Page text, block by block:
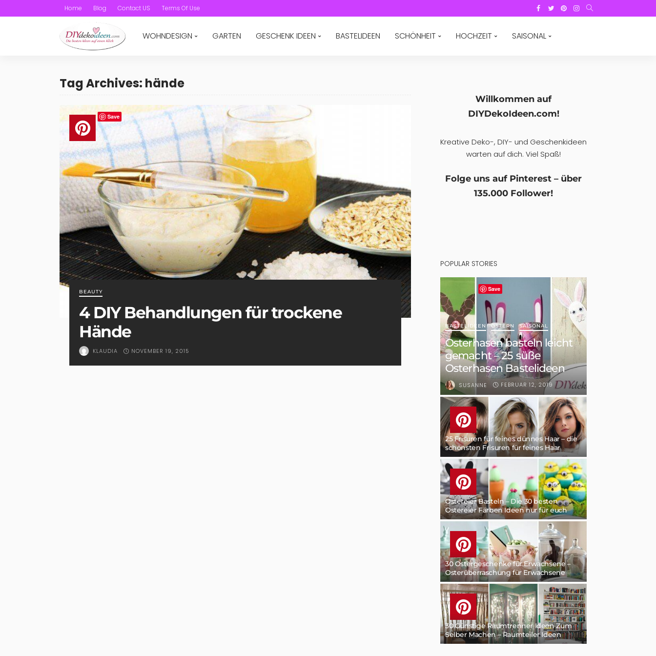
Home Blog Contact US Terms Of Use
WOHNDESIGN GARTEN GESCHENK IDEEN BASTELIDEEN SCHÖNHEIT HOCHZEIT SAISONAL
Tag Archives: hände
Save
BEAUTY
4 DIY Behandlungen für trockene
Hände
KLAUDIA NOVEMBER 19, 2015
Willkommen auf
DIYDekoIdeen.com!
Kreative Deko-, DIY- und Geschenkideen
warten auf dich. Viel Spaß!
Folge uns auf Pinterest – über
135.000 Follower!
POPULAR STORIES
Save
BASTELIDEEN OSTERN SAISONAL
Osterhasen basteln leicht
gemacht – 25 süße
Osterhasen Bastelideen
SUSANNE FEBRUAR 12, 2019
25 Frisuren für feines dünnes Haar – die
schönsten Frisuren für feines Haar
Ostereier Basteln – Die 30 besten
Ostereier Färben Ideen nur für euch
30 Ostergeschenke für Erwachsene –
Osterüberraschung für Erwachsene
30 Günstige Raumtrenner Ideen Zum
Selber Machen – Raumteiler Ideen